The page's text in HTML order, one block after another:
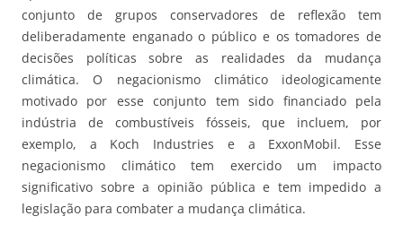
conjunto de grupos conservadores de reflexão tem
deliberadamente enganado o público e os tomadores de
decisões políticas sobre as realidades da mudança
climática. O negacionismo climático ideologicamente
motivado por esse conjunto tem sido financiado pela
indústria de combustíveis fósseis, que incluem, por
exemplo, a Koch Industries e a ExxonMobil. Esse
negacionismo climático tem exercido um impacto
significativo sobre a opinião pública e tem impedido a
legislação para combater a mudança climática.